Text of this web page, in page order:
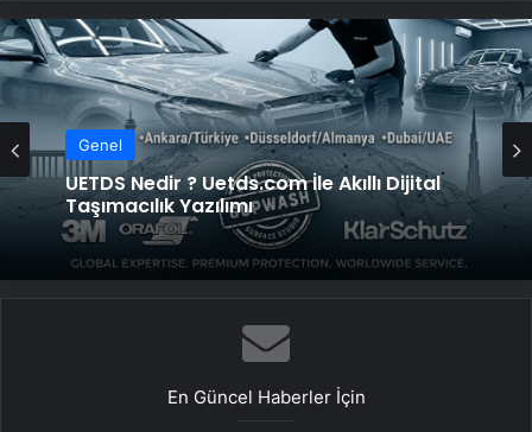
Genel
UETDS Nedir ? Uetds.com İle Akıllı Dijital
Taşımacılık Yazılımı
En Güncel Haberler İçin